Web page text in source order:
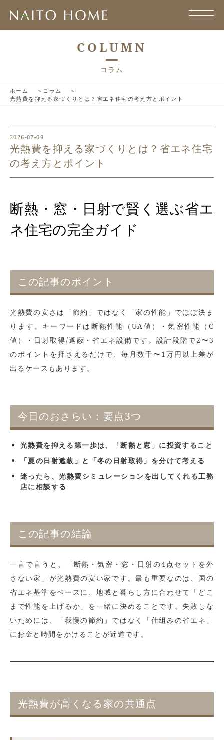
COLUMN
コラム
ホーム
コラム
光熱費を抑える家づくりとは？省エネ住宅の考え方とポイント
2026-07-09
光熱費を抑える家づくりとは？省エネ住宅
の考え方とポイント
断熱・窓・日射で賢く選ぶ省エ
ネ住宅の完全ガイド
この記事のポイント
光熱費の安さは「節約」ではなく「家の性能」でほぼ決ま
ります。キーワードは断熱性能（UA値）・気密性能（C
値）・日射取得/遮蔽・省エネ設備です。設計段階で2〜3
のポイントを押さえるだけで、毎月数千〜1万円以上差が
出るケースもあります。
今日のおさらい：要点3つ
光熱費を抑える第一歩は、「断熱と窓」に投資すること
「夏の日射遮蔽」と「冬の日射取得」を分けて考える
迷ったら、光熱費シミュレーションを出してくれる工務
店に相談する
この記事の結論
一言で言うと、「断熱・気密・窓・日射の4点セットを外
さない家」が光熱費の安い家です。最も重要なのは、国の
省エネ基準をベースに、地域と暮らし方に合わせて「どこ
まで性能を上げるか」を一緒に決めることです。失敗しな
いためには、「我慢の節約」ではなく「仕組みの省エネ」
にお金と時間をかけることが近道です。
光熱費が高くなる家の共通点